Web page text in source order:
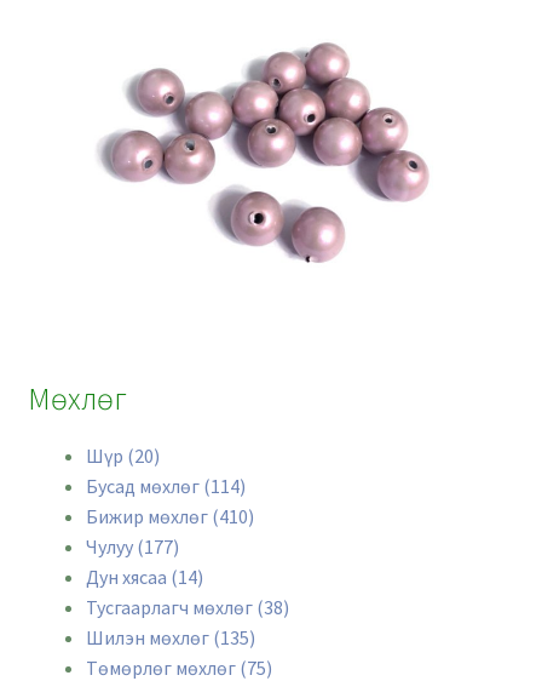
Мөхлөг
Шүр (20)
Бусад мөхлөг (114)
Бижир мөхлөг (410)
Чулуу (177)
Дун хясаа (14)
Тусгаарлагч мөхлөг (38)
Шилэн мөхлөг (135)
Төмөрлөг мөхлөг (75)